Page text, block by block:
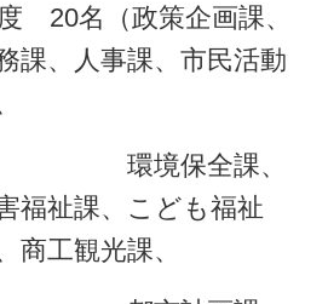
20名（政策企画課、
課、人事課、市民活動
全課、
福祉課、こども福祉
商工観光課、